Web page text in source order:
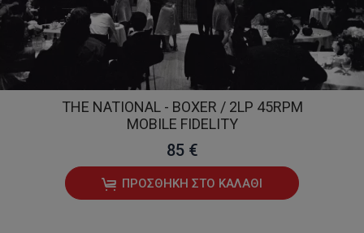
THE NATIONAL - BOXER / 2LP 45RPM
MOBILE FIDELITY
85 €
ΠΡΟΣΘΉΚΗ ΣΤΟ ΚΑΛΆΘΙ